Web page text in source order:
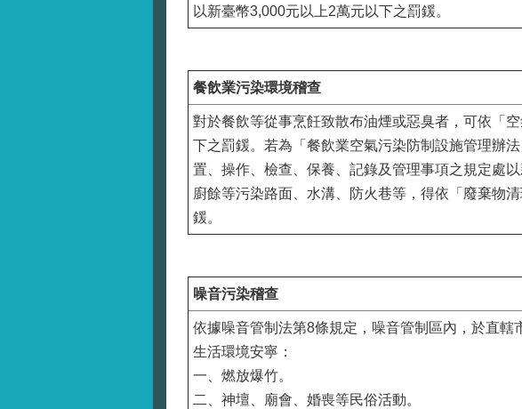
以新臺幣3,000元以上2萬元以下之罰鍰。
餐飲業污染環境稽查
對於餐飲等從事烹飪致散布油煙或惡臭者，可依「
下之罰鍰。若為「餐飲業空氣污染防制設施管理辦
置、操作、檢查、保養、記錄及管理事項之規定處
廚餘等污染路面、水溝、防火巷等，得依「廢棄物
鍰。
噪音污染稽查
依據噪音管制法第8條規定，噪音管制區內，於直
生活環境安寧：
一、燃放爆竹。
二、神壇、廟會、婚喪等民俗活動。